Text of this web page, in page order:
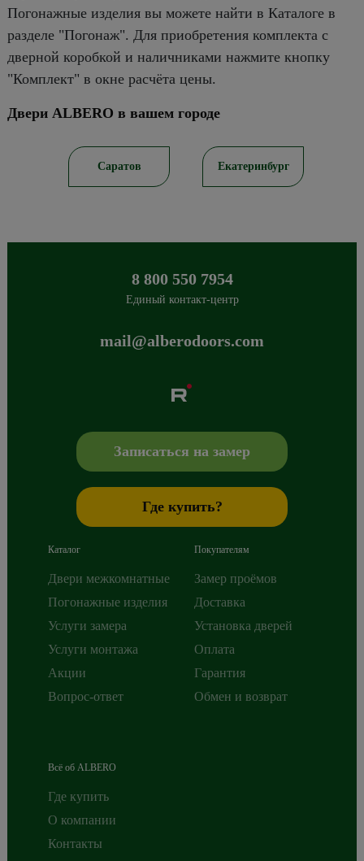
Погонажные изделия вы можете найти в Каталоге в
разделе "Погонаж". Для приобретения комплекта с
дверной коробкой и наличниками нажмите кнопку
"Комплект" в окне расчёта цены.
Двери ALBERO в вашем городе
Саратов Екатеринбург
8 800 550 7954
Единый контакт-центр
mail@alberodoors.com
+7 800 765 43 42,mail@alberodoors.com
Записаться на замер
Где купить?
Каталог
Двери межкомнатные
Погонажные изделия
Услуги замера
Услуги монтажа
Акции
Вопрос-ответ
Покупателям
Замер проёмов
Доставка
Установка дверей
Оплата
Гарантия
Обмен и возврат
Всё об ALBERO
Где купить
О компании
Контакты